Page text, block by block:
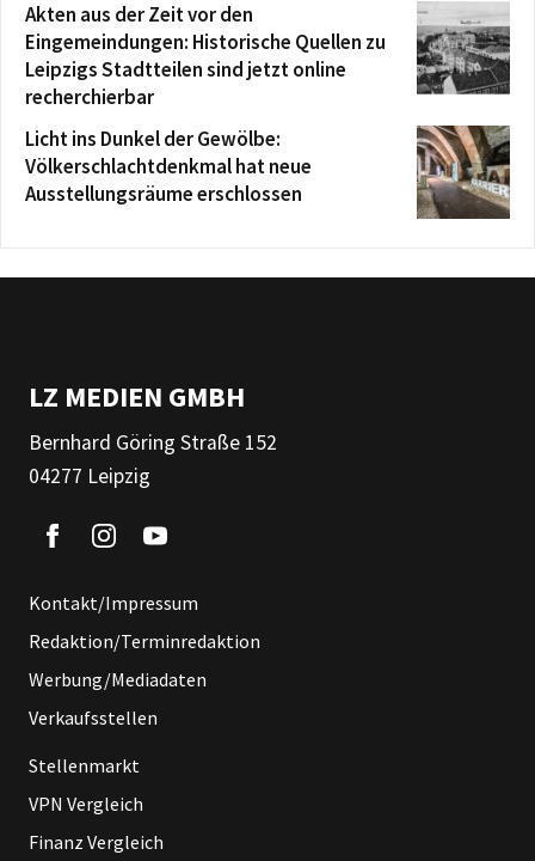
Akten aus der Zeit vor den
Eingemeindungen: Historische Quellen zu
Leipzigs Stadtteilen sind jetzt online
recherchierbar
Licht ins Dunkel der Gewölbe:
Völkerschlachtdenkmal hat neue
Ausstellungsräume erschlossen
LZ MEDIEN GMBH
Bernhard Göring Straße 152
04277 Leipzig
Kontakt/Impressum
Redaktion/Terminredaktion
Werbung/Mediadaten
Verkaufsstellen
Stellenmarkt
VPN Vergleich
Finanz Vergleich